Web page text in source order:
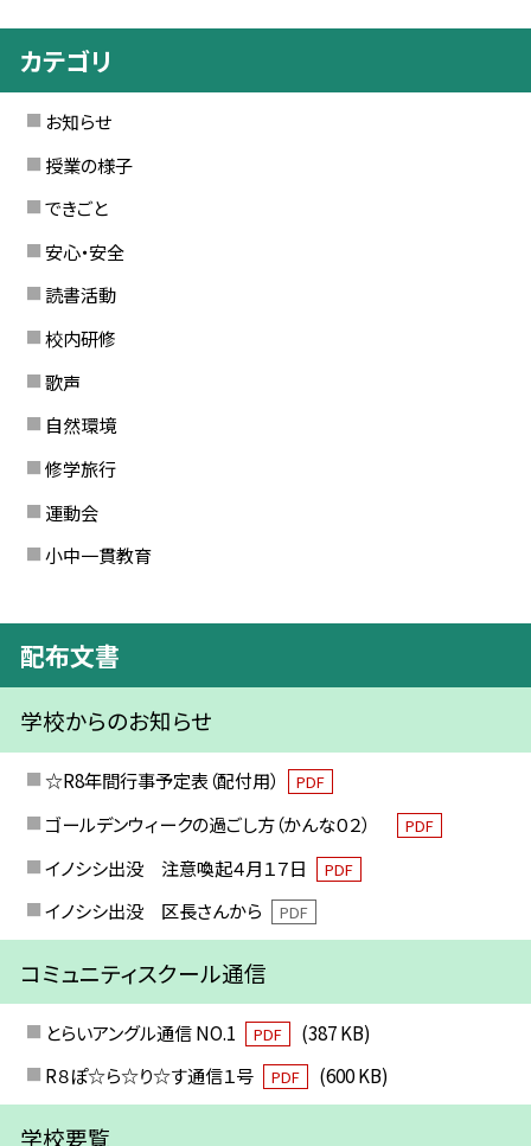
カテゴリ
お知らせ
授業の様子
できごと
安心・安全
読書活動
校内研修
歌声
自然環境
修学旅行
運動会
小中一貫教育
配布文書
学校からのお知らせ
☆R8年間行事予定表（配付用） PDF
ゴールデンウィークの過ごし方（かんな０２） PDF
イノシシ出没 注意喚起４月１７日 PDF
イノシシ出没 区長さんから PDF
コミュニティスクール通信
とらいアングル通信 NO.1 PDF
(387 KB)
R８ぽ☆ら☆り☆す通信１号
PDF (600 KB)
学校要覧